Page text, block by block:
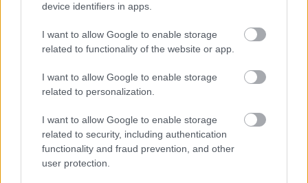
device identifiers in apps.
I want to allow Google to enable storage
related to functionality of the website or app.
I want to allow Google to enable storage
related to personalization.
I want to allow Google to enable storage
related to security, including authentication
functionality and fraud prevention, and other
user protection.